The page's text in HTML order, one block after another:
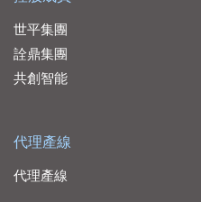
世平集團
詮鼎集團
共創智能
代理產線
代理產線